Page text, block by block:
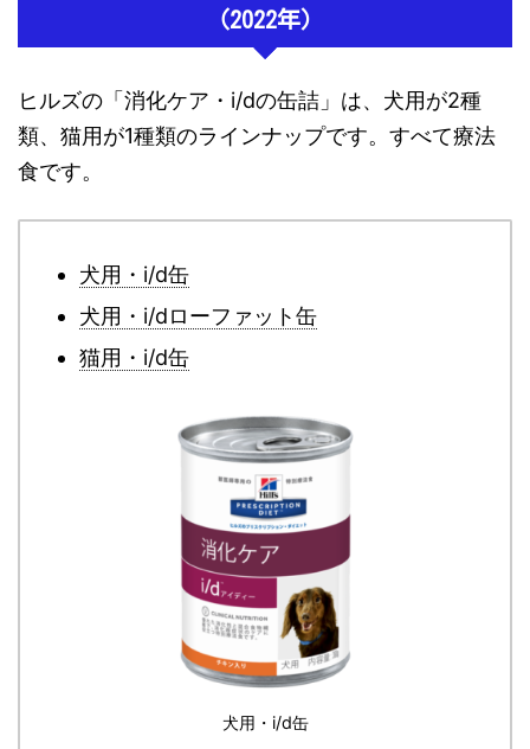
（2022年）
ヒルズの「消化ケア・i/dの缶詰」は、犬用が2種
類、猫用が1種類のラインナップです。すべて療法
食です。
犬用・i/d缶
犬用・i/dローファット缶
猫用・i/d缶
犬用・i/d缶